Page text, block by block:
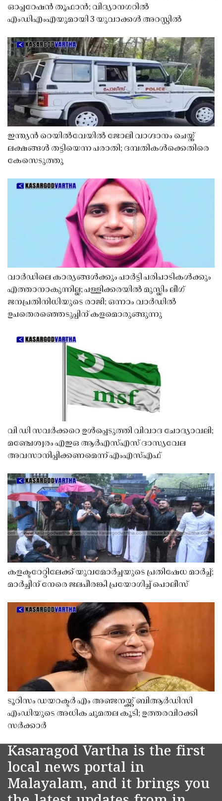
ഓപ്പറേഷൻ തൂഫാൻ; വിദ്യാനഗറിൽ
എംഡിഎംഎയുമായി 3 യുവാക്കൾ അറസ്റ്റിൽ
ഇന്ത്യൻ റെയിൽവേയിൽ ജോലി വാഗ്ദാനം ചെയ്ത്
ലക്ഷങ്ങൾ തട്ടിയെന്ന പരാതി; ദമ്പതികൾക്കെതിരെ
കേസെടുത്തു
വാർഡിലെ കാര്യങ്ങൾക്കും പാർട്ടി പരിപാടികൾക്കും
എത്താനാകുന്നില്ല; പള്ളിക്കരയിൽ മുസ്ലിം ലീഗ്
ജനപ്രതിനിധിയുടെ രാജി; ഒന്നാം വാർഡിൽ
ഉപതെരഞ്ഞെടുപ്പിന് കളമൊരുങ്ങുന്നു
വി ഡി സവർക്കറെ ഉൾപ്പെടുത്തി വിവാദ ചോദ്യാവലി;
മഞ്ചേശ്വരം എഇഒ ആർഎസ്എസ് ദാസ്യവേല
അവസാനിപ്പിക്കണമെന്ന് എംഎസ്എഫ്
കളക്ടറേറ്റിലേക്ക് യുവമോർച്ചയുടെ പ്രതിഷേധ മാർച്ച്;
മാർച്ചിന് നേരെ ജലപീരങ്കി പ്രയോഗിച്ച് പൊലീസ്
ടൂറിസം ഡയറക്ടർ എം അഞ്ജനയ്ക്ക് ബിആർഡിസി
എംഡിയുടെ അധിക ചുമതല കൂടി; ഉത്തരവിറക്കി
സർക്കാർ
Kasaragod Vartha is the first
local news portal in
Malayalam, and it brings you